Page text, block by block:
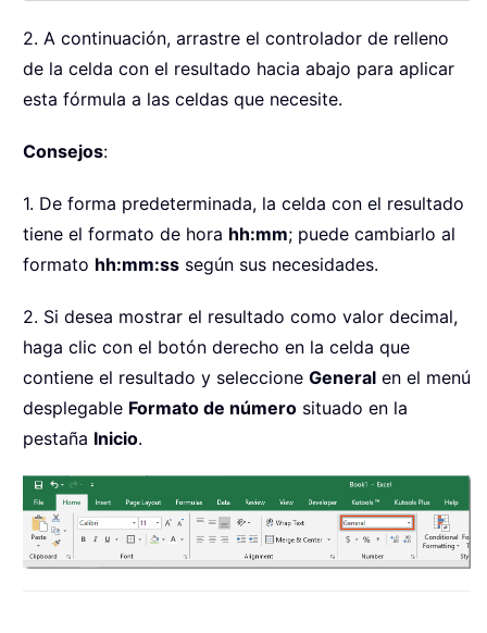
2. A continuación, arrastre el controlador de relleno
de la celda con el resultado hacia abajo para aplicar
esta fórmula a las celdas que necesite.
Consejos:
1. De forma predeterminada, la celda con el resultado
tiene el formato de hora hh:mm; puede cambiarlo al
formato hh:mm:ss según sus necesidades.
2. Si desea mostrar el resultado como valor decimal,
haga clic con el botón derecho en la celda que
contiene el resultado y seleccione General en el menú
desplegable Formato de número situado en la
pestaña Inicio.